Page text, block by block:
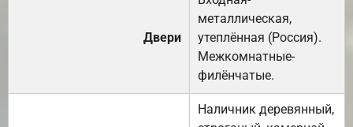
Двери
металлическая,
утеплённая (Россия).
Межкомнатные-
филёнчатые.
Наличник деревянный,